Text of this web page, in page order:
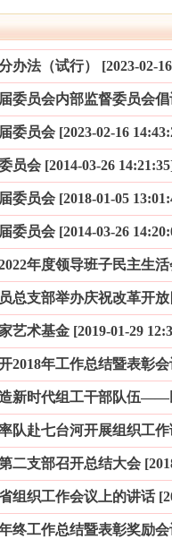
办法（试行） [2023-02-
委员会内部监督委员会倡
委员会 [2023-02-16
员会 [2014-03-26
委员会 [2018-01-05
委员会 [2014-03-26
年度领导班子民主生活
总支部举办庆祝改革开
艺术基金 [2019-01-29
2018年工作总结暨表彰会
新时代组工干部队伍——
队赴七台河开展组织工
二支部召开总结大会
组织工作会议上的讲话
终工作总结暨表彰奖励会